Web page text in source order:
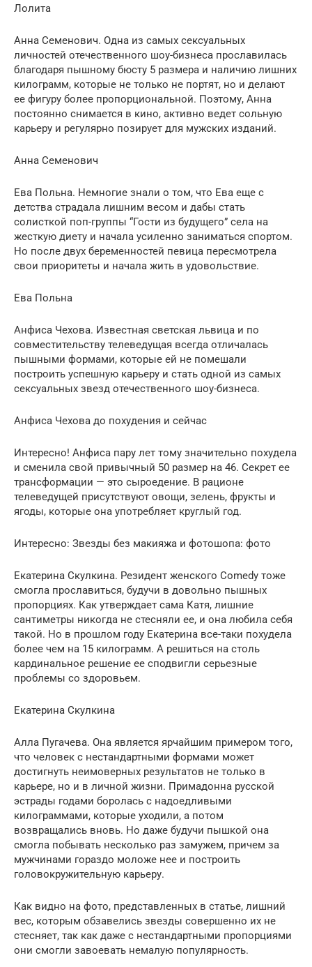
Лолита
Анна Семенович. Одна из самых сексуальных
личностей отечественного шоу-бизнеса прославилась
благодаря пышному бюсту 5 размера и наличию лишних
килограмм, которые не только не портят, но и делают
ее фигуру более пропорциональной. Поэтому, Анна
постоянно снимается в кино, активно ведет сольную
карьеру и регулярно позирует для мужских изданий.
Анна Семенович
Ева Польна. Немногие знали о том, что Ева еще с
детства страдала лишним весом и дабы стать
солисткой поп-группы “Гости из будущего” села на
жесткую диету и начала усиленно заниматься спортом.
Но после двух беременностей певица пересмотрела
свои приоритеты и начала жить в удовольствие.
Ева Польна
Анфиса Чехова. Известная светская львица и по
совместительству телеведущая всегда отличалась
пышными формами, которые ей не помешали
построить успешную карьеру и стать одной из самых
сексуальных звезд отечественного шоу-бизнеса.
Анфиса Чехова до похудения и сейчас
Интересно! Анфиса пару лет тому значительно похудела
и сменила свой привычный 50 размер на 46. Секрет ее
трансформации — это сыроедение. В рационе
телеведущей присутствуют овощи, зелень, фрукты и
ягоды, которые она употребляет круглый год.
Интересно: Звезды без макияжа и фотошопа: фото
Екатерина Скулкина. Резидент женского Comedy тоже
смогла прославиться, будучи в довольно пышных
пропорциях. Как утверждает сама Катя, лишние
сантиметры никогда не стесняли ее, и она любила себя
такой. Но в прошлом году Екатерина все-таки похудела
более чем на 15 килограмм. А решиться на столь
кардинальное решение ее сподвигли серьезные
проблемы со здоровьем.
Екатерина Скулкина
Алла Пугачева. Она является ярчайшим примером того,
что человек с нестандартными формами может
достигнуть неимоверных результатов не только в
карьере, но и в личной жизни. Примадонна русской
эстрады годами боролась с надоедливыми
килограммами, которые уходили, а потом
возвращались вновь. Но даже будучи пышкой она
смогла побывать несколько раз замужем, причем за
мужчинами гораздо моложе нее и построить
головокружительную карьеру.
Как видно на фото, представленных в статье, лишний
вес, которым обзавелись звезды совершенно их не
стесняет, так как даже с нестандартными пропорциями
они смогли завоевать немалую популярность.